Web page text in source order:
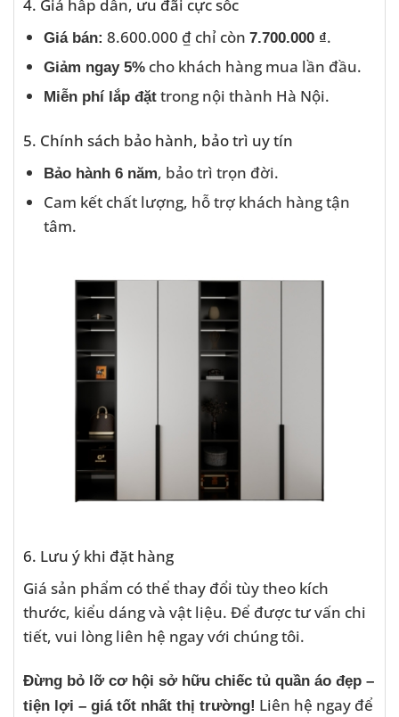
4. Giá hấp dẫn, ưu đãi cực sốc
Giá bán: 8.600.000 ₫ chỉ còn 7.700.000 ₫.
Giảm ngay 5%cho khách hàng mua lần đầu.
Miễn phí lắp đặttrong nội thành Hà Nội.
5. Chính sách bảo hành, bảo trì uy tín
Bảo hành 6 năm, bảo trì trọn đời.
Cam kết chất lượng, hỗ trợ khách hàng tận
tâm.
6. Lưu ý khi đặt hàng
Giá sản phẩm có thể thay đổi tùy theo kích
thước, kiểu dáng và vật liệu. Để được tư vấn chi
tiết, vui lòng liên hệ ngay với chúng tôi.
Đừng bỏ lỡ cơ hội sở hữu chiếc tủ quần áo đẹp –
tiện lợi – giá tốt nhất thị trường! Liên hệ ngay để